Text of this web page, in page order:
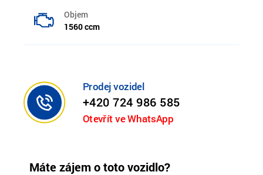
Objem
1560 ccm
Prodej vozidel
+420 724 986 585
Otevřít ve WhatsApp
Máte zájem o toto vozidlo?